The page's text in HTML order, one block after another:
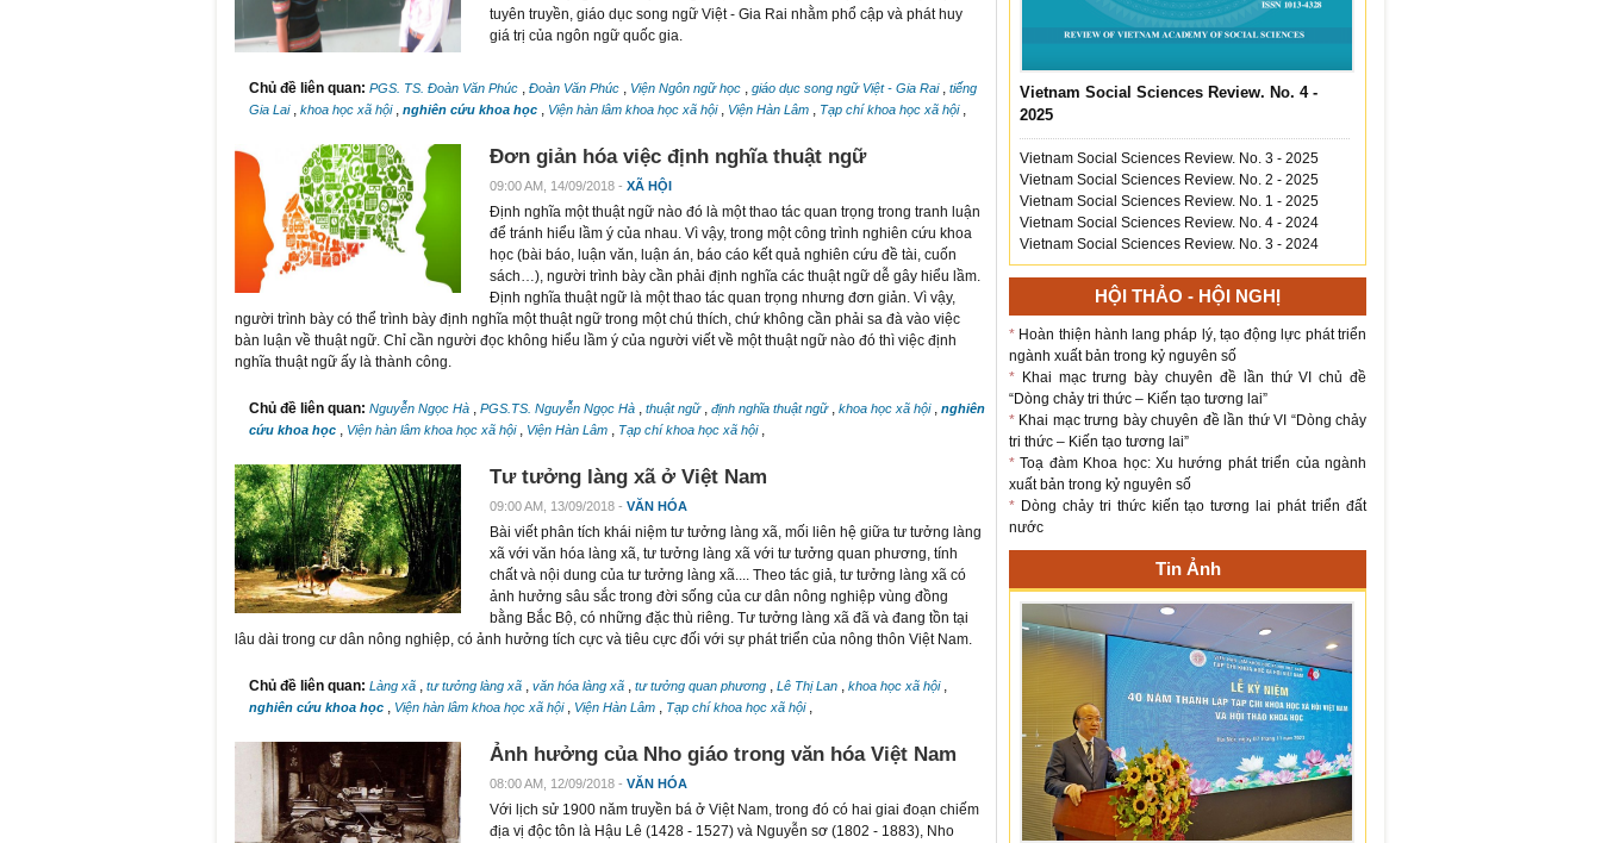
tuyên truyền, giáo dục song ngữ Việt - Gia Rai nhằm phổ cập và phát huy
giá trị của ngôn ngữ quốc gia.
Chủ đề liên quan: PGS. TS. Đoàn Văn Phúc , Đoàn Văn Phúc , Viện Ngôn ngữ học , giáo dục song ngữ Việt - Gia Rai , tiếng
Gia Lai , khoa học xã hội , nghiên cứu khoa học , Viện hàn lâm khoa học xã hội , Viện Hàn Lâm , Tạp chí khoa học xã hội ,
Đơn giản hóa việc định nghĩa thuật ngữ
09:00 AM, 14/09/2018 - XÃ HỘI
Định nghĩa một thuật ngữ nào đó là một thao tác quan trọng trong tranh luận
để tránh hiểu lầm ý của nhau. Vì vậy, trong một công trình nghiên cứu khoa
học (bài báo, luận văn, luận án, báo cáo kết quả nghiên cứu đề tài, cuốn
sách…), người trình bày cần phải định nghĩa các thuật ngữ dễ gây hiểu lầm.
Định nghĩa thuật ngữ là một thao tác quan trọng nhưng đơn giản. Vì vậy,
người trình bày có thể trình bày định nghĩa một thuật ngữ trong một chú thích, chứ không cần phải sa đà vào việc
bàn luận về thuật ngữ. Chỉ cần người đọc không hiểu lầm ý của người viết về một thuật ngữ nào đó thì việc định
nghĩa thuật ngữ ấy là thành công.
Chủ đề liên quan: Nguyễn Ngọc Hà , PGS.TS. Nguyễn Ngọc Hà , thuật ngữ , định nghĩa thuật ngữ , khoa học xã hội , nghiên
cứu khoa học , Viện hàn lâm khoa học xã hội , Viện Hàn Lâm , Tạp chí khoa học xã hội ,
Tư tưởng làng xã ở Việt Nam
09:00 AM, 13/09/2018 - VĂN HÓA
Bài viết phân tích khái niệm tư tưởng làng xã, mối liên hệ giữa tư tưởng làng
xã với văn hóa làng xã, tư tưởng làng xã với tư tưởng quan phương, tính
chất và nội dung của tư tưởng làng xã.... Theo tác giả, tư tưởng làng xã có
ảnh hưởng sâu sắc trong đời sống của cư dân nông nghiệp vùng đồng
bằng Bắc Bộ, có những đặc thù riêng. Tư tưởng làng xã đã và đang tồn tại
lâu dài trong cư dân nông nghiệp, có ảnh hưởng tích cực và tiêu cực đối với sự phát triển của nông thôn Việt Nam.
Chủ đề liên quan: Làng xã , tư tưởng làng xã , văn hóa làng xã , tư tưởng quan phương , Lê Thị Lan , khoa học xã hội ,
nghiên cứu khoa học , Viện hàn lâm khoa học xã hội , Viện Hàn Lâm , Tạp chí khoa học xã hội ,
Ảnh hưởng của Nho giáo trong văn hóa Việt Nam
08:00 AM, 12/09/2018 - VĂN HÓA
Với lịch sử 1900 năm truyền bá ở Việt Nam, trong đó có hai giai đoạn chiếm
địa vị độc tôn là Hậu Lê (1428 - 1527) và Nguyễn sơ (1802 - 1883), Nho
Vietnam Social Sciences Review. No. 4 -
2025
Vietnam Social Sciences Review. No. 3 - 2025
Vietnam Social Sciences Review. No. 2 - 2025
Vietnam Social Sciences Review. No. 1 - 2025
Vietnam Social Sciences Review. No. 4 - 2024
Vietnam Social Sciences Review. No. 3 - 2024
HỘI THẢO - HỘI NGHỊ
* Hoàn thiện hành lang pháp lý, tạo động lực phát triển
ngành xuất bản trong kỷ nguyên số
* Khai mạc trưng bày chuyên đề lần thứ VI chủ đề
“Dòng chảy tri thức – Kiến tạo tương lai”
* Khai mạc trưng bày chuyên đề lần thứ VI “Dòng chảy
tri thức – Kiến tạo tương lai”
*Toạ đàm Khoa học: Xu hướng phát triển của ngành
xuất bản trong kỷ nguyên số
* Dòng chảy tri thức kiến tạo tương lai phát triển đất
nước
Tin Ảnh